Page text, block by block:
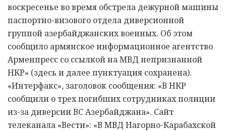
воскресенье во время обстрела дежурной машины
паспортно-визового отдела диверсионной
группой азербайджанских военных. Об этом
сообщило армянское информационное агентство
Арменпресс со ссылкой на МВД непризнанной
НКР» (здесь и далее пунктуация сохранена).
«Интерфакс», заголовок сообщения: «В НКР
сообщили о трех погибших сотрудниках полиции
из-за диверсии ВС Азербайджана». Сайт
телеканала «Вести»: «В МВД Нагорно-Карабахской